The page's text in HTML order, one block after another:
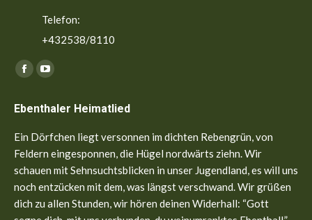
Telefon:
+432538/8110
Finden Sie uns auf:
Facebook
opens
in
new
window
YouTube
opens
in
new
window
Ebenthaler Heimatlied
Ein Dörfchen liegt versonnen im dichten Rebengrün, von
Feldern eingesponnen, die Hügel nordwärts ziehn. Wir
schauen mit Sehnsuchtsblicken in unser Jugendland, es will uns
noch entzücken mit dem, was längst verschwand. Wir grüßen
dich zu allen Stunden, wir hören deinen Widerhall: “Gott